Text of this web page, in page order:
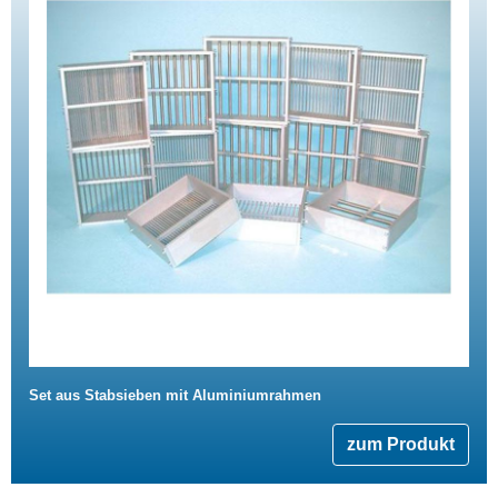
Set aus Stabsieben mit Aluminiumrahmen
zum Produkt